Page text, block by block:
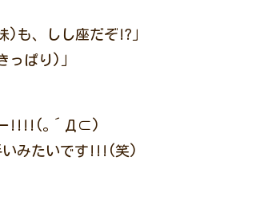
)も、しし座だぞ!?」
ぱり)」
ー!!!!(｡´Д⊂)
いみたいです!!!(笑)